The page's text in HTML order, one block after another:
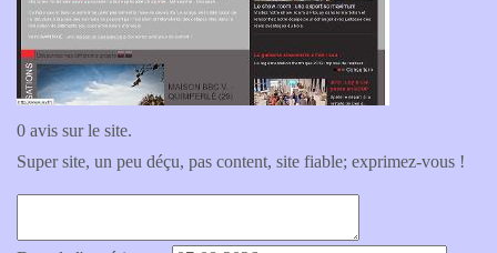
0 avis sur le site.
Super site, un peu déçu, pas content, site fiable; exprimez-vous !